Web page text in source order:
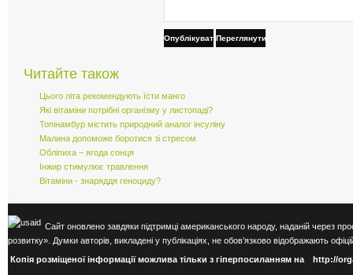
ОпублікуватиПереглянути
Читайте також
Цього літа рекомендують їсти манго
Які вітаміни потрібні організму у листопаді?
Топінамбур містить природний аналог інсуліну
Малина допоможе боротися зі стресом
Обліпиха – ягода сонця
Інжир стимулює травлення
Вітаміни - знаряддя геноциду?
Сайт оновлено завдяки підтримці американського народу, наданій через
розвитку». Думки авторів, викладені у публікаціях, не обов’язково відображають
Копія розміщеної інформації можлива тільки з гіперпосиланням на
http://